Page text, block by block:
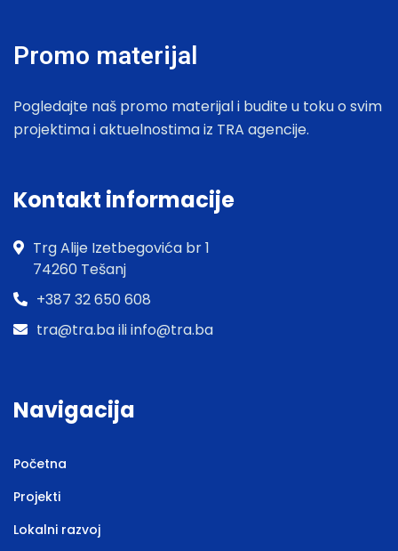
Promo materijal
Pogledajte naš promo materijal i budite u toku o svim
projektima i aktuelnostima iz TRA agencije.
Kontakt informacije
Trg Alije Izetbegovića br 1
74260 Tešanj
+387 32 650 608
tra@tra.ba ili info@tra.ba
Navigacija
Početna
Projekti
Lokalni razvoj